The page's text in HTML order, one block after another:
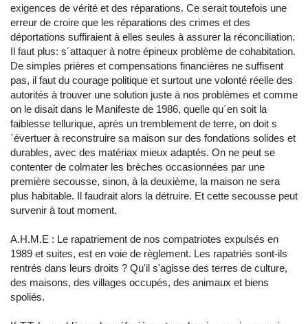
exigences de vérité et des réparations. Ce serait toutefois une
erreur de croire que les réparations des crimes et des
déportations suffiraient à elles seules à assurer la réconciliation.
Il faut plus: s´attaquer à notre épineux problème de cohabitation.
De simples prières et compensations financières ne suffisent
pas, il faut du courage politique et surtout une volonté réelle des
autorités à trouver une solution juste à nos problèmes et comme
on le disait dans le Manifeste de 1986, quelle qu´en soit la
faiblesse tellurique, après un tremblement de terre, on doit s
´évertuer à reconstruire sa maison sur des fondations solides et
durables, avec des matériax mieux adaptés. On ne peut se
contenter de colmater les brèches occasionnées par une
première secousse, sinon, à la deuxième, la maison ne sera
plus habitable. Il faudrait alors la détruire. Et cette secousse peut
survenir à tout moment.
A.H.M.E : Le rapatriement de nos compatriotes expulsés en
1989 et suites, est en voie de règlement. Les rapatriés sont-ils
rentrés dans leurs droits ? Qu'il s'agisse des terres de culture,
des maisons, des villages occupés, des animaux et biens
spoliés.